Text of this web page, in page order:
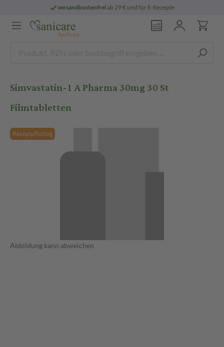
versandkostenfreiab 29 € und für E-Rezepte
Simvastatin-1 A Pharma 30mg 30 St
Filmtabletten
Rezeptpflichtig
Abbildung kann abweichen